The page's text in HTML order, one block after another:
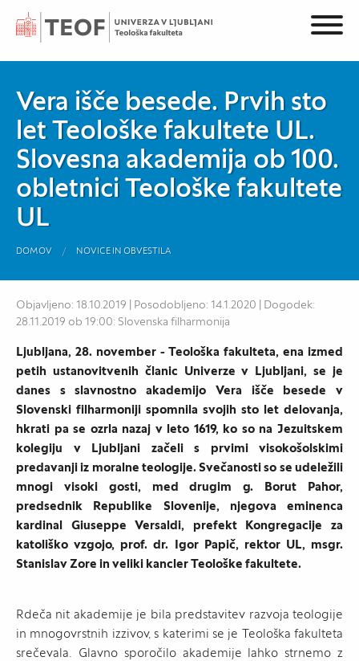
Vera išče besede. Prvih sto
let Teološke fakultete UL.
Slovesna akademija ob 100.
obletnici Teološke fakultete
UL
DOMOV NOVICE IN OBVESTILA
Objavljeno: 18.10.2019 | Posodobljeno: 14.1.2020 | Dogodek:
28.11.2019 ob 19:00: Slovenska filharmonija
Ljubljana, 28. november - Teološka fakulteta, ena izmed
petih ustanovitvenih članic Univerze v Ljubljani, se je
danes s slavnostno akademijo Vera išče besede v
Slovenski filharmoniji spomnila svojih sto let delovanja,
hkrati pa se ozrla nazaj v leto 1619, ko so na Jezuitskem
kolegiju v Ljubljani začeli s prvimi visokošolskimi
predavanji iz moralne teologije. Svečanosti so se udeležili
mnogi visoki gosti, med drugim g. Borut Pahor,
predsednik Republike Slovenije, njegova eminenca
kardinal Giuseppe Versaldi, prefekt Kongregacije za
katoliško vzgojo, prof. dr. Igor Papič, rektor UL, msgr.
Stanislav Zore in veliki kancler Teološke fakultete.
Rdeča nit akademije je bila predstavitev razvoja teologije
in mnogovrstnih izzivov, s katerimi se je Teološka fakulteta
srečevala. Glavno sporočilo akademije lahko strnemo z